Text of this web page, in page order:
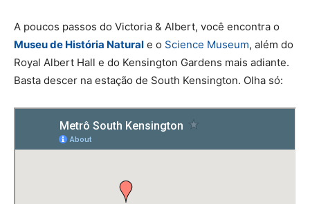
A poucos passos do Victoria & Albert, você encontra o
Museu de História Natural e o Science Museum, além do
Royal Albert Hall e do Kensington Gardens mais adiante.
Basta descer na estação de South Kensington. Olha só: